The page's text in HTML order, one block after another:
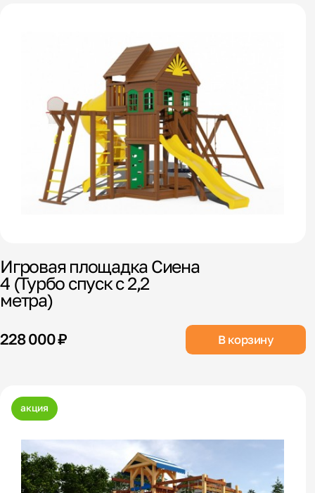
Игровая площадка Сиена
4 (Турбо спуск с 2,2
метра)
228 000 ₽ В корзину
акция